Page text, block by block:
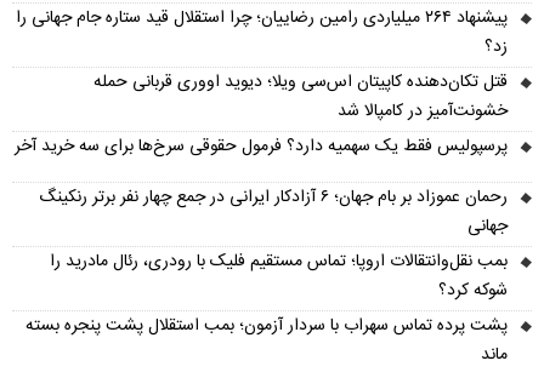
پیشنهاد ۲۶۴ میلیاردی رامین رضاییان؛ چرا استقلال قید ستاره جام جهانی را
زد؟
قتل تکان‌دهنده کاپیتان اس‌سی ویلا؛ دیوید اووری قربانی حمله
خشونت‌آمیز در کامپالا شد
پرسپولیس فقط یک سهمیه دارد؟ فرمول حقوقی سرخ‌ها برای سه خرید آخر
رحمان عموزاد بر بام جهان؛ ۶ آزادکار ایرانی در جمع چهار نفر برتر رنکینگ
جهانی
بمب نقل‌وانتقالات اروپا؛ تماس مستقیم فلیک با رودری، رئال مادرید را
شوکه کرد؟
پشت پرده تماس سهراب با سردار آزمون؛ بمب استقلال پشت پنجره بسته
ماند